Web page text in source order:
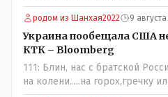
вакцинированных может
прививки. Бумага нужна как
дружащих с школьными
частности биологии и
люди и отказываются и я в
прививал.Лично я вам и тем
Добровольные действия
родом из Шанхая2022 9
Украина пообещала США
КТК – Bloomberg
111: Блин, нас с братской
на колени.....на горох,гречку